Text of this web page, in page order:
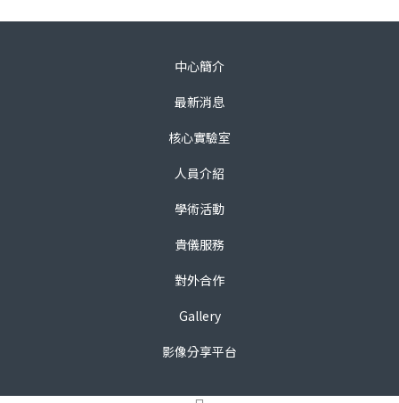
中心簡介
最新消息
核心實驗室
人員介紹
學術活動
貴儀服務
對外合作
Gallery
影像分享平台